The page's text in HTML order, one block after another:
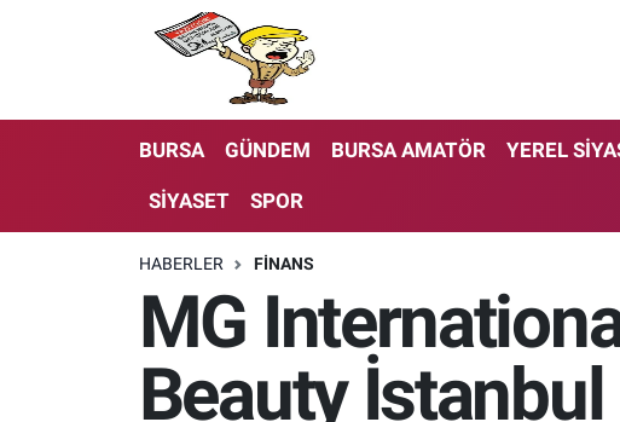
BURSA GÜNDEM BURSA AMATÖR YEREL
SİYASET SPOR
HABERLER FİNANS
MG
Beauty İstanbul